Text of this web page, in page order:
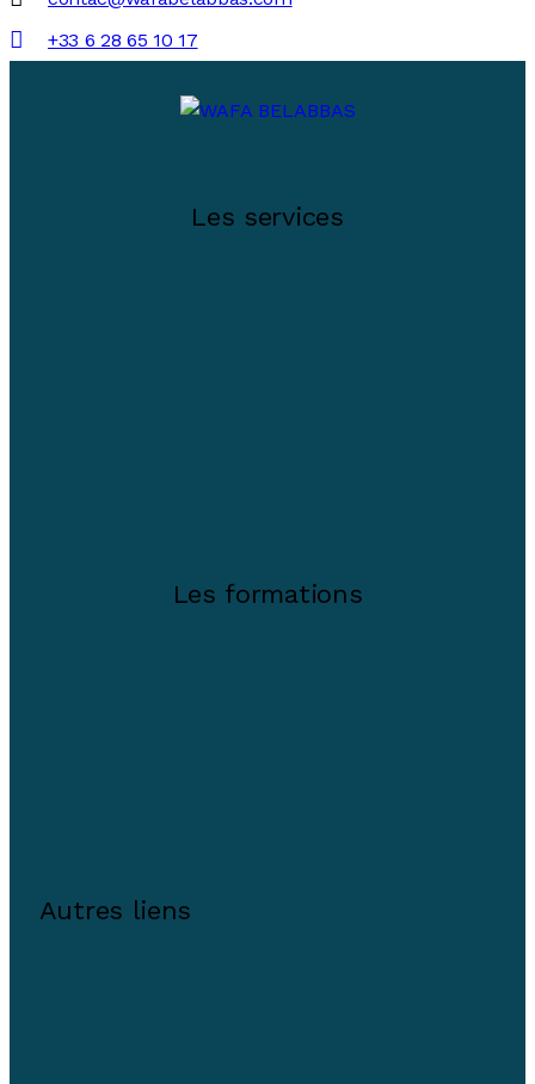
+33 6 28 65 10 17
Les services
Les formations
Autres liens